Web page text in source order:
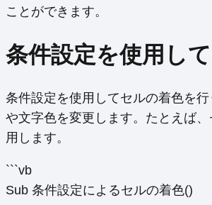
ことができます。
条件設定を使用し
条件設定を使用してセルの着色を
や文字色を変更します。たとえば
用します。
```vb
Sub 条件設定によるセルの着色()